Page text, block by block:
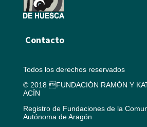
Contacto
Todos los derechos reservados
© 2018 FUNDACIÓN RAMÓN Y
ACÍN
Registro de Fundaciones de la
Autónoma de Aragón